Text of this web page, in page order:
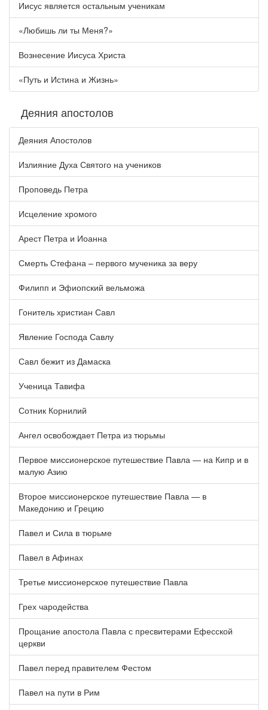
Иисус является остальным ученикам
«Любишь ли ты Меня?»
Вознесение Иисуса Христа
«Путь и Истина и Жизнь»
Деяния апостолов
Деяния Апостолов
Излияние Духа Святого на учеников
Проповедь Петра
Исцеление хромого
Арест Петра и Иоанна
Смерть Стефана – первого мученика за веру
Филипп и Эфиопский вельможа
Гонитель христиан Савл
Явление Господа Савлу
Савл бежит из Дамаска
Ученица Тавифа
Сотник Корнилий
Ангел освобождает Петра из тюрьмы
Первое миссионерское путешествие Павла — на Кипр и в
малую Азию
Второе миссионерское путешествие Павла — в
Македонию и Грецию
Павел и Сила в тюрьме
Павел в Афинах
Третье миссионерское путешествие Павла
Грех чародейства
Прощание апостола Павла с пресвитерами Ефесской
церкви
Павел перед правителем Фестом
Павел на пути в Рим